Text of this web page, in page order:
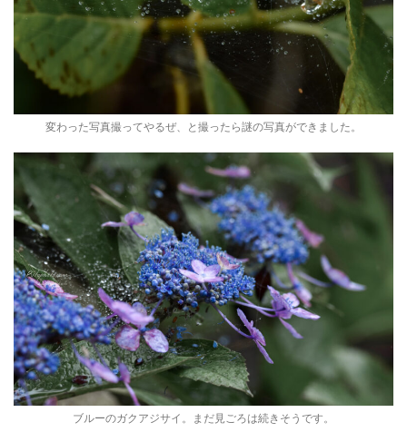
変わった写真撮ってやるぜ、と撮ったら謎の写真ができました。
ブルーのガクアジサイ。まだ見ごろは続きそうです。